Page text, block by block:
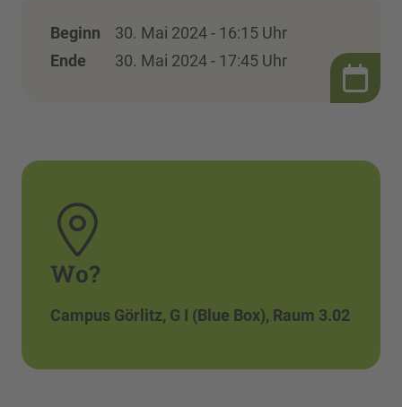
Beginn
30. Mai 2024 - 16:15 Uhr
Ende
30. Mai 2024 - 17:45 Uhr
Wo?
Campus Görlitz, G I (Blue Box), Raum 3.02